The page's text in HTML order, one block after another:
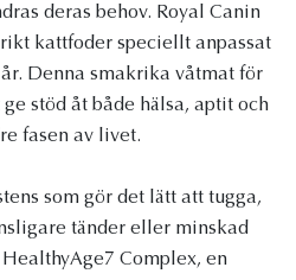
deras behov. Royal Canin
kattfoder speciellt anpassat
Denna smakrika våtmat för
stöd åt både hälsa, aptit och
fasen av livet.
som gör det lätt att tugga,
tänder eller minskad
Complex, en